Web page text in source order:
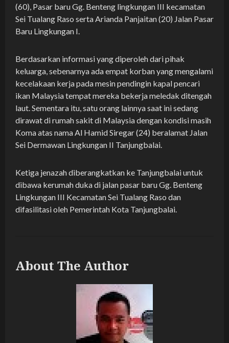
(60), Pasar baru Gg. Benteng lingkungan III kecamatan
Sei Tualang Raso serta Arianda Panjaitan (20) Jalan Pasar
Baru Lingkungan I.
Berdasarkan informasi yang diperoleh dari pihak
keluarga, sebenarnya ada empat korban yang mengalami
kecelakaan kerja pada mesin pendingin kapal pencari
ikan Malaysia tempat mereka bekerja meledak ditengah
laut. Sementara itu, satu orang lainnya saat ini sedang
dirawat di rumah sakit di Malaysia dengan kondisi masih
Koma atas nama Al Hamid Siregar (24) beralamat Jalan
Sei Dermawan Lingkungan II Tanjungbalai.
Ketiga jenazah diberangkatkan ke Tanjungbalai untuk
dibawa kerumah duka di jalan pasar baru Gg. Benteng
Lingkungan III Kecamatan Sei Tualang Raso dan
difasilitasi oleh Pemerintah Kota Tanjungbalai.
About The Author